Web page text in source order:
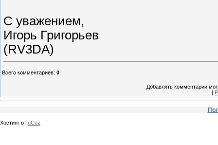
С уважением,
Игорь Григорьев
(RV3DA)
Всего комментариев: 0
Добавлять комментарии
[
Хостинг от uCoz